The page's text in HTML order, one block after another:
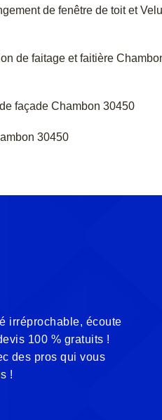
de fenêtre de toit et
de faitage et faitière
façade Chambon 30450
30450
irréprochable, écoute
100 % gratuits !
des pros qui vous
!